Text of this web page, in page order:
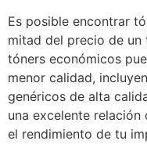
Es posible encontrar
mitad del precio de un
tóners económicos
menor calidad,
genéricos de alta
una excelente
el rendimiento de tu